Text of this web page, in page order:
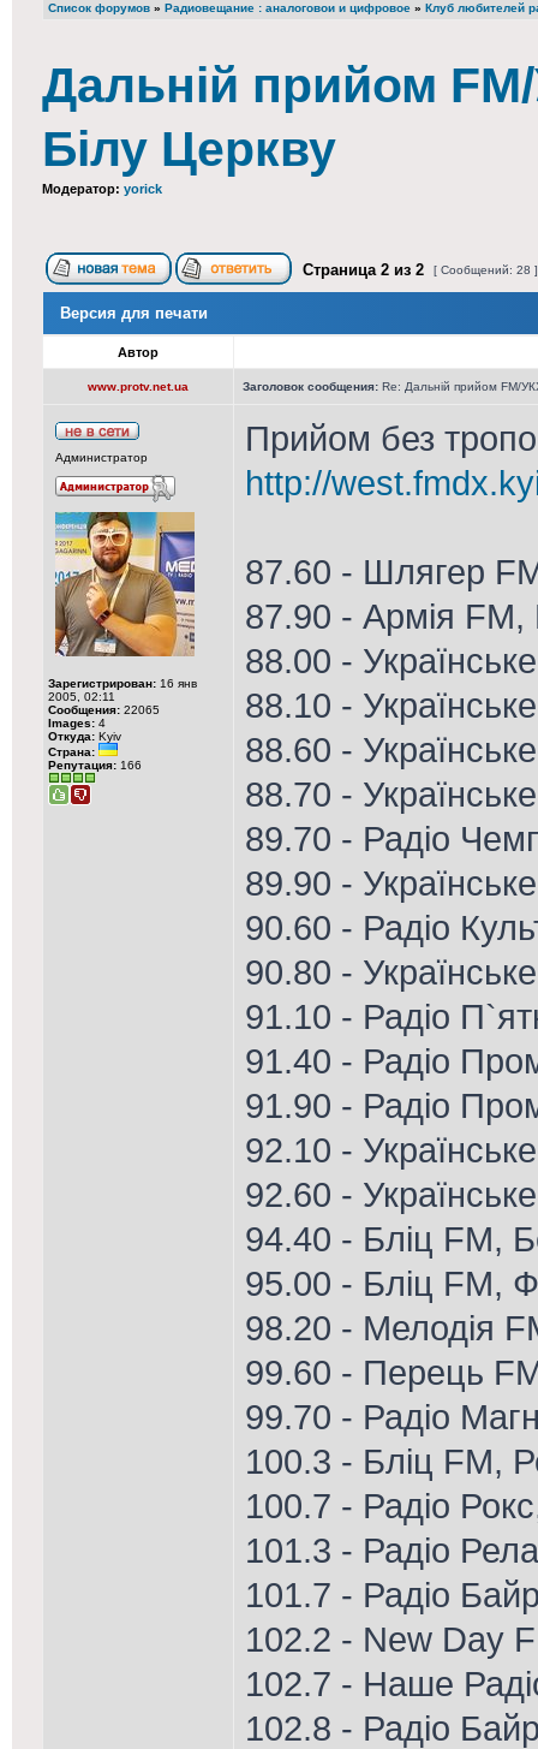
Список форумов » Радиовещание : аналоговои и цифровое » Клуб любителей
Дальній прийом
Білу Церкву
Модератор: yorick
Страница 2 из 2 [ Сообщений: 28
Версия для печати
Автор
www.protv.net.ua Заголовок сообщения: Re: Дальній прийом FM/
Администратор
Зарегистрирован: 16 янв
2005, 02:11
Сообщения: 22065
Images: 4
Откуда: Kyiv
Страна:
Репутация: 166
Прийом без
http://
87.60 - Шлягер
87.90 - Армія FM,
88.00 -
88.10 -
88.60 -
88.70 -
89.70 - Радіо
89.90 -
90.60 - Радіо
90.80 -
91.10 - Радіо
91.40 - Радіо
91.90 - Радіо
92.10 -
92.60 -
94.40 - Бліц FM,
95.00 - Бліц FM,
98.20 - Мелодія
99.60 - Перець
99.70 - Радіо
100.3 - Бліц FM,
100.7 - Радіо
101.3 - Радіо
101.7 - Радіо
102.2 - New Day
102.7 - Наше
102.8 - Радіо